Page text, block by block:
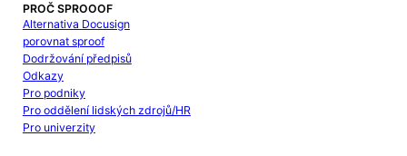
PROČ SPROOOF
Alternativa Docusign
porovnat sproof
Dodržování předpisů
Odkazy
Pro podniky
Pro oddělení lidských zdrojů/HR
Pro univerzity